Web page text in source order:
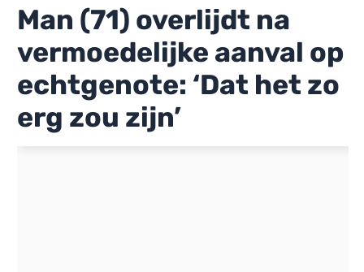
Man (71) overlijdt na
vermoedelijke aanval op
echtgenote: ‘Dat het zo
erg zou zijn’